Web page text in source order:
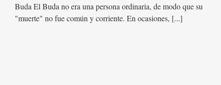
Buda El Buda no era una persona ordinaria, de modo que su
"muerte" no fue común y corriente. En ocasiones, [...]